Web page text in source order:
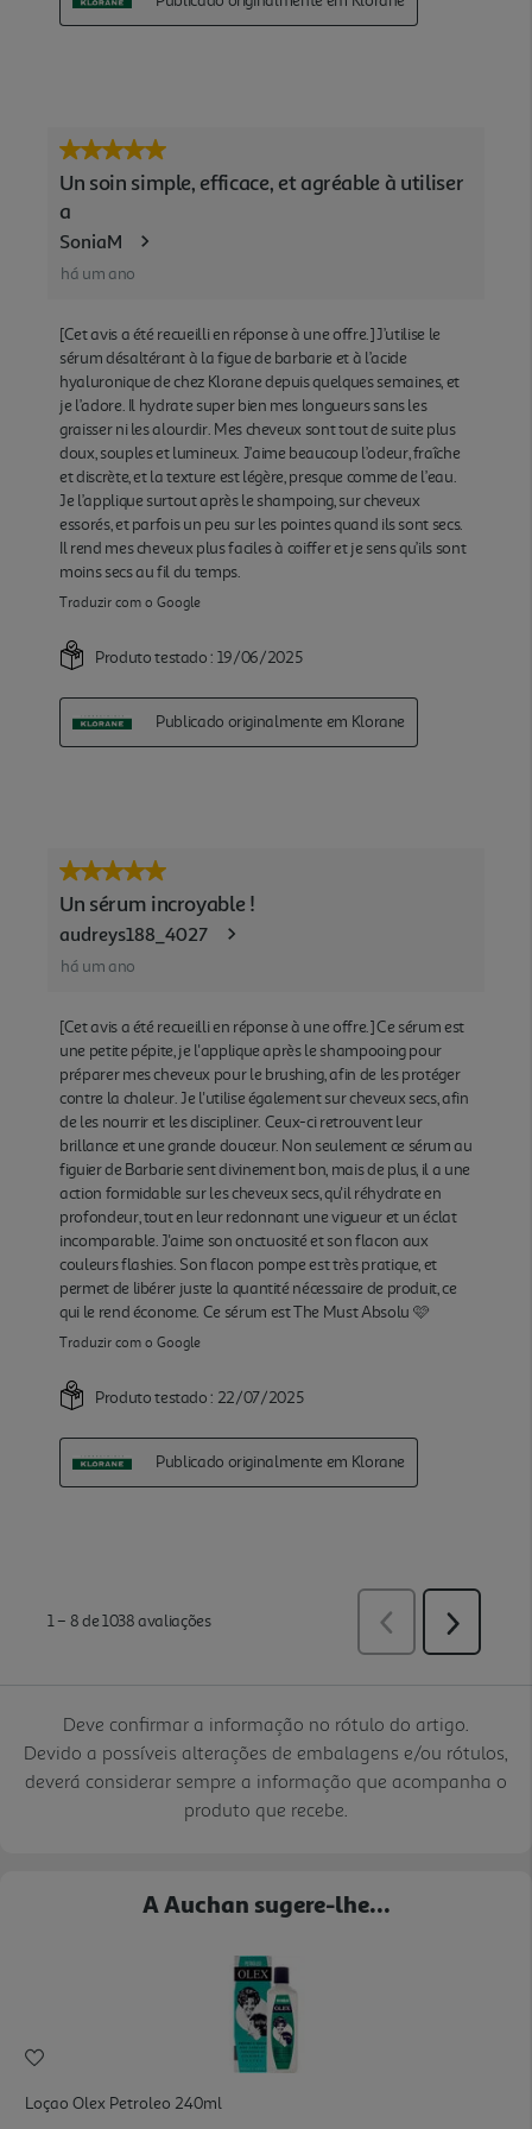
Deve confirmar a informação no rótulo do artigo.
Devido a possíveis alterações de embalagens e/ou rótulos,
deverá considerar sempre a informação que acompanha o
produto que recebe.
A Auchan sugere-lhe...
Loçao Olex Petroleo 240ml